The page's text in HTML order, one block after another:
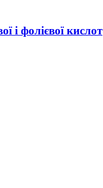
і фолієвої кислот